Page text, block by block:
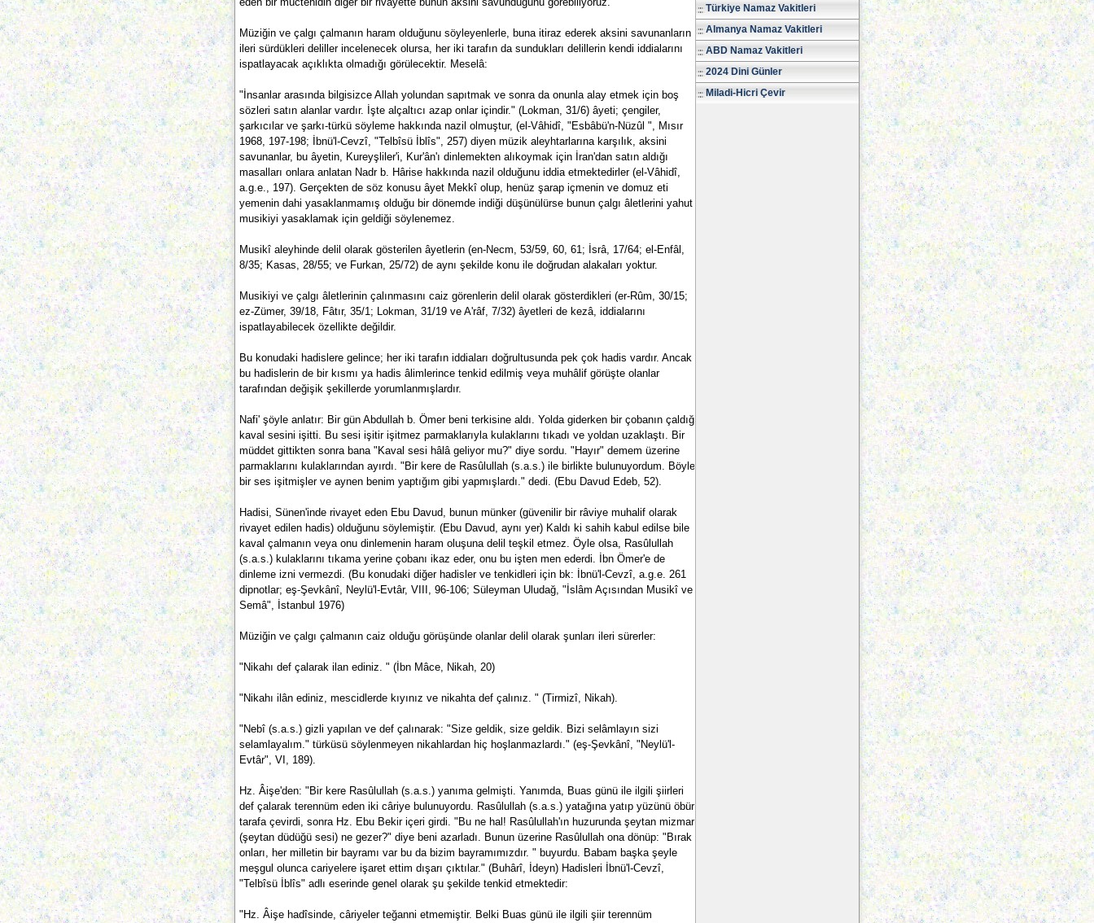
Müziğin ve çalgı çalmanın haram olduğunu söyleyenlerle, buna itiraz ederek aksini savunanların
ileri sürdükleri deliller incelenecek olursa, her iki tarafın da sundukları delillerin kendi iddialarını
ispatlayacak açıklıkta olmadığı görülecektir. Meselâ:
"İnsanlar arasında bilgisizce Allah yolundan sapıtmak ve sonra da onunla alay etmek için boş
sözleri satın alanlar vardır. İşte alçaltıcı azap onlar içindir." (Lokman, 31/6) âyeti; çengiler,
şarkıcılar ve şarkı-türkü söyleme hakkında nazil olmuştur, (el-Vâhidî, "Esbâbü'n-Nüzûl ", Mısır
1968, 197-198; İbnü'l-Cevzî, "Telbîsü İblîs", 257) diyen müzik aleyhtarlarına karşılık, aksini
savunanlar, bu âyetin, Kureyşliler'i, Kur'ân'ı dinlemekten alıkoymak için İran'dan satın aldığı
masalları onlara anlatan Nadr b. Hârise hakkında nazil olduğunu iddia etmektedirler (el-Vâhidî,
a.g.e., 197). Gerçekten de söz konusu âyet Mekkî olup, henüz şarap içmenin ve domuz eti
yemenin dahi yasaklanmamış olduğu bir dönemde indiği düşünülürse bunun çalgı âletlerini yahut
musikiyi yasaklamak için geldiği söylenemez.
Musikî aleyhinde delil olarak gösterilen âyetlerin (en-Necm, 53/59, 60, 61; İsrâ, 17/64; el-Enfâl,
8/35; Kasas, 28/55; ve Furkan, 25/72) de aynı şekilde konu ile doğrudan alakaları yoktur.
Musikiyi ve çalgı âletlerinin çalınmasını caiz görenlerin delil olarak gösterdikleri (er-Rûm, 30/15;
ez-Zümer, 39/18, Fâtır, 35/1; Lokman, 31/19 ve A'râf, 7/32) âyetleri de kezâ, iddialarını
ispatlayabilecek özellikte değildir.
Bu konudaki hadislere gelince; her iki tarafın iddiaları doğrultusunda pek çok hadis vardır. Ancak
bu hadislerin de bir kısmı ya hadis âlimlerince tenkid edilmiş veya muhâlif görüşte olanlar
tarafından değişik şekillerde yorumlanmışlardır.
Nafi' şöyle anlatır: Bir gün Abdullah b. Ömer beni terkisine aldı. Yolda giderken bir çobanın çaldığı
kaval sesini işitti. Bu sesi işitir işitmez parmaklarıyla kulaklarını tıkadı ve yoldan uzaklaştı. Bir
müddet gittikten sonra bana "Kaval sesi hâlâ geliyor mu?" diye sordu. "Hayır" demem üzerine
parmaklarını kulaklarından ayırdı. "Bir kere de Rasûlullah (s.a.s.) ile birlikte bulunuyordum. Böyle
bir ses işitmişler ve aynen benim yaptığım gibi yapmışlardı." dedi. (Ebu Davud Edeb, 52).
Hadisi, Sünen'inde rivayet eden Ebu Davud, bunun münker (güvenilir bir râviye muhalif olarak
rivayet edilen hadis) olduğunu söylemiştir. (Ebu Davud, aynı yer) Kaldı ki sahih kabul edilse bile
kaval çalmanın veya onu dinlemenin haram oluşuna delil teşkil etmez. Öyle olsa, Rasûlullah
(s.a.s.) kulaklarını tıkama yerine çobanı ikaz eder, onu bu işten men ederdi. İbn Ömer'e de
dinleme izni vermezdi. (Bu konudaki diğer hadisler ve tenkidleri için bk: İbnü'l-Cevzî, a.g.e. 261
dipnotlar; eş-Şevkânî, Neylü'l-Evtâr, VIII, 96-106; Süleyman Uludağ, "İslâm Açısından Musikî ve
Semâ", İstanbul 1976)
Müziğin ve çalgı çalmanın caiz olduğu görüşünde olanlar delil olarak şunları ileri sürerler:
"Nikahı def çalarak ilan ediniz. " (İbn Mâce, Nikah, 20)
"Nikahı ilân ediniz, mescidlerde kıyınız ve nikahta def çalınız. " (Tirmizî, Nikah).
"Nebî (s.a.s.) gizli yapılan ve def çalınarak: "Size geldik, size geldik. Bizi selâmlayın sizi
selamlayalım." türküsü söylenmeyen nikahlardan hiç hoşlanmazlardı." (eş-Şevkânî, "Neylü'l-
Evtâr", VI, 189).
Hz. Âişe'den: "Bir kere Rasûlullah (s.a.s.) yanıma gelmişti. Yanımda, Buas günü ile ilgili şiirleri
def çalarak terennüm eden iki câriye bulunuyordu. Rasûlullah (s.a.s.) yatağına yatıp yüzünü öbür
tarafa çevirdi, sonra Hz. Ebu Bekir içeri girdi. "Bu ne hal! Rasûlullah'ın huzurunda şeytan mizmarı
(şeytan düdüğü sesi) ne gezer?" diye beni azarladı. Bunun üzerine Rasûlullah ona dönüp: "Bırak
onları, her milletin bir bayramı var bu da bizim bayramımızdır. " buyurdu. Babam başka şeyle
meşgul olunca cariyelere işaret ettim dışarı çıktılar." (Buhârî, İdeyn) Hadisleri İbnü'l-Cevzî,
"Telbîsü İblîs" adlı eserinde genel olarak şu şekilde tenkid etmektedir:
"Hz. Âişe hadîsinde, câriyeler teğanni etmemiştir. Belki Buas günü ile ilgili şiir terennüm
Türkiye Namaz Vakitleri
Almanya Namaz Vakitleri
ABD Namaz Vakitleri
2024 Dini Günler
Miladi-Hicri Çevir